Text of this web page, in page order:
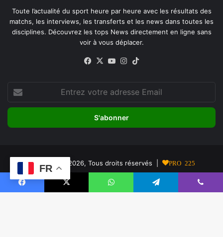
Toute l’actualité du sport heure par heure avec les résultats des
matchs, les interviews, les transferts et les news dans toutes les
disciplines. Découvrez les tops News directement en ligne sans
voir à vous déplacer.
Facebook
X YouTubeInstagram
votre
adresse
© Copyright 2026, Tous droits réservés | PRO 225
À propos de nous
Conditions Générales d’Utilisation (CGU)
Politique de Confidentialité
Facebook X WhatsApp Telegram Viber
FR